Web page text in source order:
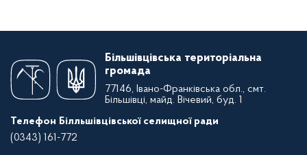
Більшівцівська територіальна
громада
77146, Івано-Франківська обл., смт.
Більшівці, майд. Вічевий, буд. 1
Телефон Білльшівцівської селищної ради
(0343) 161-772